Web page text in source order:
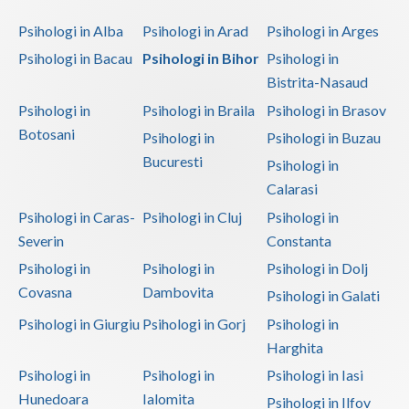
Examinari psihologice in vederea evaluarii starii
de sanatate mentala ca preconditie pentru angajare
Examinari psihologice in vederea obtinerii
certificatului de incadrare intr-un grad de handicap
pentru copii si adulti
Examinari psihologice in vederea obtinerii
pensiei de handicap
Examinari psihologice in vederea prelungirii
concediului maternal
Interventie psihoterapeutica in teama de spatii
Psihodiagnostic si evaluare clinica
Psihoterapie - Interventie psihoterapeutica in
anorexie
Psihologi in Alba Psihologi in Arad
Psihologi in Arges
Psihologi in Bacau
Psihologi in Bihor Psihologi in
Bistrita-Nasaud
Psihologi in
Botosani
Psihologi in Braila
Psihologi in Brasov
Psihologi in
Bucuresti
Psihologi in Buzau
Psihologi in
Calarasi
Psihologi in Caras-
Severin
Psihologi in Cluj
Psihologi in
Constanta
Psihologi in
Covasna
Psihologi in
Dambovita
Psihologi in Dolj
Psihologi in Galati
Psihologi in Giurgiu Psihologi in Gorj
Psihologi in
Harghita
Psihologi in
Hunedoara
Psihologi in
Ialomita
Psihologi in Iasi
Psihologi in Ilfov